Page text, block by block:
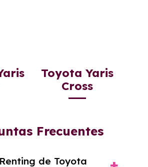
Toyota Yaris
Cross
Frecuentes
de Toyota